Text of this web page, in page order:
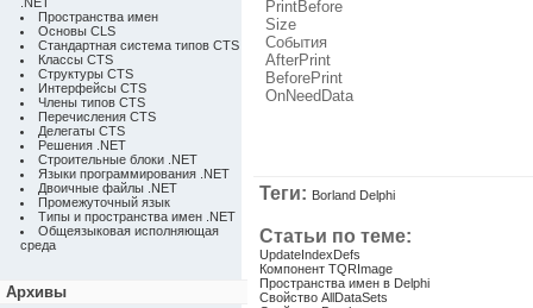
Пространства имен
Основы CLS
Стандартная система типов CTS
Классы CTS
Структуры CTS
Интерфейсы CTS
Члены типов CTS
Перечисления CTS
Делегаты CTS
Решения .NET
Строительные блоки .NET
Языки программирования .NET
Двоичные файлы .NET
Промежуточный язык
Типы и пространства имен .NET
Общеязыковая исполняющая
среда
Архивы
PrintBefore
Size
События
AfterPrint
BeforePrint
OnNeedData
Теги: Borland Delphi
Статьи по теме:
UpdateIndexDefs
Компонент TQRImage
Пространства имен в Delphi
Свойство AllDataSets